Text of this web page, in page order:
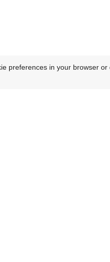
preferences in your browser or